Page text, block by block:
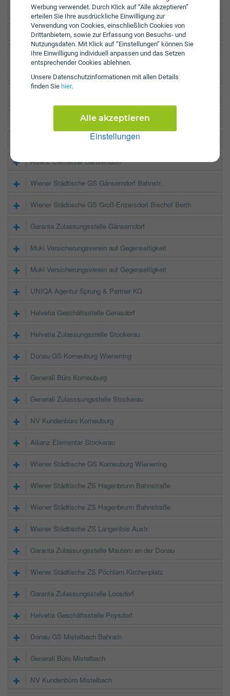
Werbung verwendet. Durch Klick auf “Alle akzeptieren”
erteilen Sie Ihre ausdrückliche Einwilligung zur
Verwendung von Cookies, einschließlich Cookies von
Drittanbietern, sowie zur Erfassung von Besuchs- und
Nutzungsdaten. Mit Klick auf “Einstellungen” können Sie
Ihre Einwilligung individuell anpassen und das Setzen
entsprechender Cookies ablehnen.
Unsere Daten­schutz­informationen mit allen Details
finden Sie hier.
Einstellungen
Alle akzeptieren
Donau GS Gänserndorf Bahnstr.
Generali Büro Gänserndorf
NV Kundenbüro Gänserndorf
NV Kundenbüro Zistersdorf
UNIQA GeneralAgentur Krenn
UNIQA GeneralAgentur Zehethofer
Allianz Elementar Gänserndorf
Wiener Städtische GS Gänserndorf Bahnstr.
Wiener Städtische GS Groß-Enzersdorf Bischof Berth
Garanta Zulassungsstelle Gänserndorf
Muki Versicherungsverein auf Gegenseitigkeit
Muki Versicherungsverein auf Gegenseitigkeit
UNIQA Agentur Sprung & Partner KG
Helvetia Geschäftsstelle Gerasdorf
Helvetia Zulassungsstelle Stockerau
Donau GS Korneuburg Wienerring
Generali Büro Korneuburg
Generali Zulasssungsstelle Stockerau
NV Kundenbüro Korneuburg
Allianz Elementar Stockerau
Wiener Städtische GS Korneuburg Wienerring
Wiener Städtische ZS Hagenbrunn Bahnstraße
Wiener Städtische ZS Hagenbrunn Bahnstraße
Wiener Städtische ZS Langenlois Austr.
Garanta Zulassungsstelle Mautern an der Donau
Wiener Städtische ZS Pöchlarn Kirchenplatz
Garanta Zulassungsstelle Loosdorf
Helvetia Geschäftsstelle Poysdorf
Donau GS Mistelbach Bahnstr.
Generali Büro Mistelbach
NV Kundenbüro Mistelbach